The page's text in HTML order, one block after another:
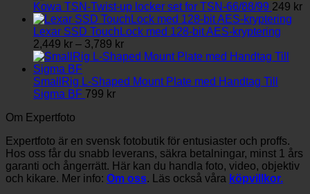
Kowa TSN-Twist-up locker set for TSN-66/88/99 249 kr
Lexar SSD TouchLock med 128-bit AES-kryptering
2,449 kr – 3,789 krPrisintervall:
2,449 kr
3,789 kr
SmallRig L-Shaped Mount Plate med Handtag Till
Sigma BF 799 kr
Om Expertfoto
Expertfoto är en svensk fotobutik för entusiaster och proffs.
Hos oss får du snabb leverans, säkra betalningar, minst 1 års
garanti och ångerrätt. Här kan du handla foto, video, objektiv
och kikare. Mer info: Om oss. Läs också våra köpvillkor.